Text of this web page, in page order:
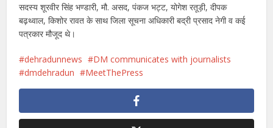
सदस्य शूरवीर सिंह भण्डारी, मौ. असद, पंकज भट्ट, योगेश रतूड़ी, दीपक
बढ़थ्वाल, किशोर रावत के साथ जिला सूचना अधिकारी बद्री प्रसाद नेगी व कई
पत्रकार मौजूद थे।
dehradunnews
DM communicates with journalists
dmdehradun
MeetThePress